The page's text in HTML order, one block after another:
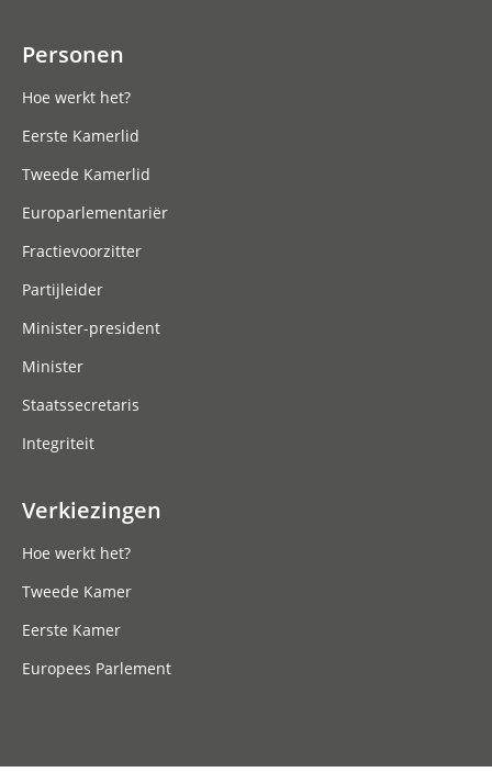
Personen
Hoe werkt het?
Eerste Kamerlid
Tweede Kamerlid
Europarlementariër
Fractievoorzitter
Partijleider
Minister-president
Minister
Staatssecretaris
Integriteit
Verkiezingen
Hoe werkt het?
Tweede Kamer
Eerste Kamer
Europees Parlement